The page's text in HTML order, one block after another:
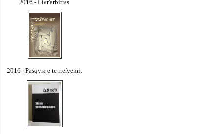
2016 - Livr'arbitres
2016 - Pasqyra e te rrefyemit